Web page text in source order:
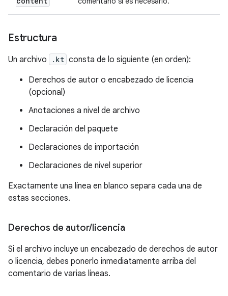
Estructura
Un archivo .kt consta de lo siguiente (en orden):
Derechos de autor o encabezado de licencia
(opcional)
Anotaciones a nivel de archivo
Declaración del paquete
Declaraciones de importación
Declaraciones de nivel superior
Exactamente una línea en blanco separa cada una de
estas secciones.
Derechos de autor/ licencia
Si el archivo incluye un encabezado de derechos de autor
o licencia, debes ponerlo inmediatamente arriba del
comentario de varias líneas.